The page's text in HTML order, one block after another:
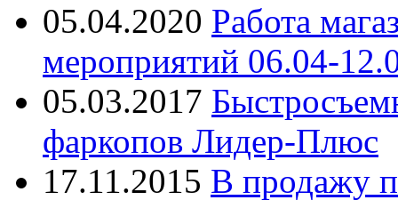
05.04.2020 Работа
мероприятий 06.04-
05.03.2017
фаркопов Лидер-Плюс
17.11.2015 В продажу